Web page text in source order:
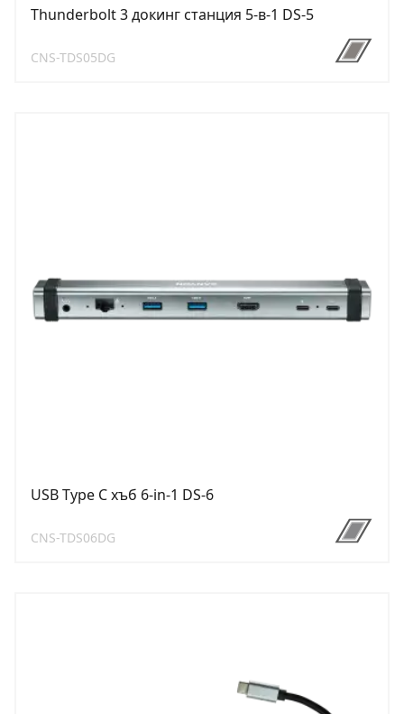
Thunderbolt 3 докинг станция 5-в-1 DS-5
CNS-TDS05DG
USB Type C хъб 6-in-1 DS-6
CNS-TDS06DG